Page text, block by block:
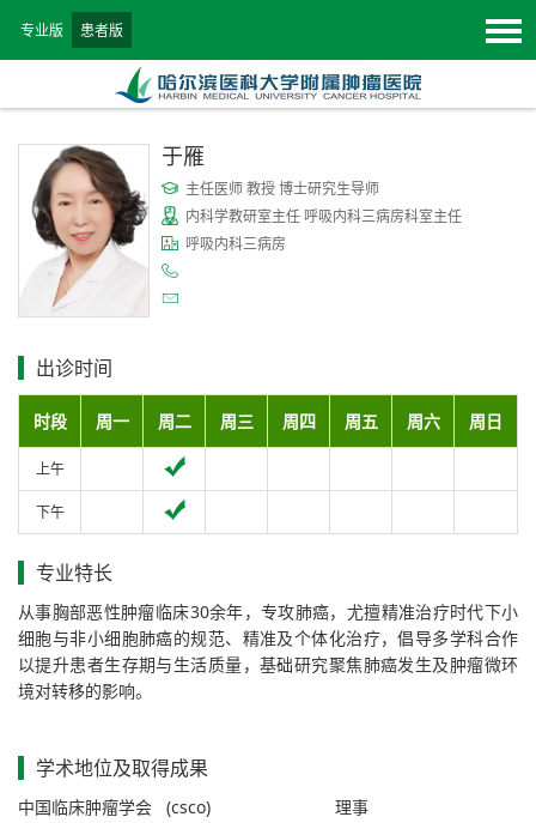
专业版 患者版
于雁
主任医师 教授 博士研究生导师
内科学教研室主任 呼吸内科三病房科室主任
呼吸内科三病房
出诊时间
时段 周一 周二 周三 周四 周五 周六 周日
上午
下午
专业特长
从事胸部恶性肿瘤临床30余年，专攻肺癌，尤擅精准治疗时代下小
细胞与非小细胞肺癌的规范、精准及个体化治疗，倡导多学科合作
以提升患者生存期与生活质量，基础研究聚焦肺癌发生及肿瘤微环
境对转移的影响。
学术地位及取得成果
中国临床肿瘤学会 (csco)
理事